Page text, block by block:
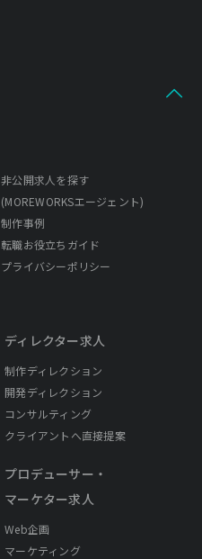
非公開求人を探す
(MOREWORKSエージェント)
制作事例
転職お役立ちガイド
プライバシーポリシー
ディレクター求人
制作ディレクション
開発ディレクション
コンサルティング
クライアントへ直接提案
プロデューサー・
マーケター求人
Web企画
マーケティング